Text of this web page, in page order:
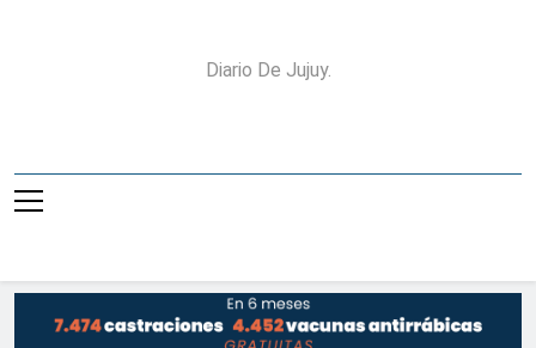
Jujuy Ahora!
Diario De Jujuy.